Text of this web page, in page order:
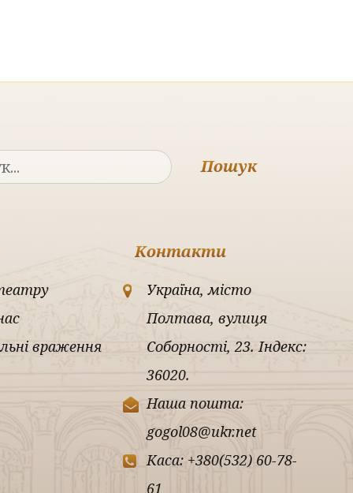
Пошук
враження
Контакти
Україна, місто
Полтава, вулиця
Соборності, 23. Індекс:
36020.
Наша пошта:
gogol08@ukr.net
Каса: +380(532) 60-78-
61